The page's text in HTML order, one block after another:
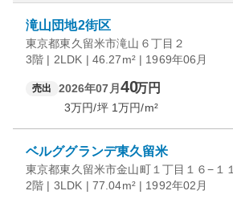
滝山団地2街区
東京都東久留米市滝山６丁目２
3階 | 2LDK | 46.27m² | 1969年06月
売出 2026年07月 40万円
3万円/坪 1万円/m²
ベルググランデ東久留米
東京都東久留米市金山町１丁目１６−１１
2階 | 3LDK | 77.04m² | 1992年02月